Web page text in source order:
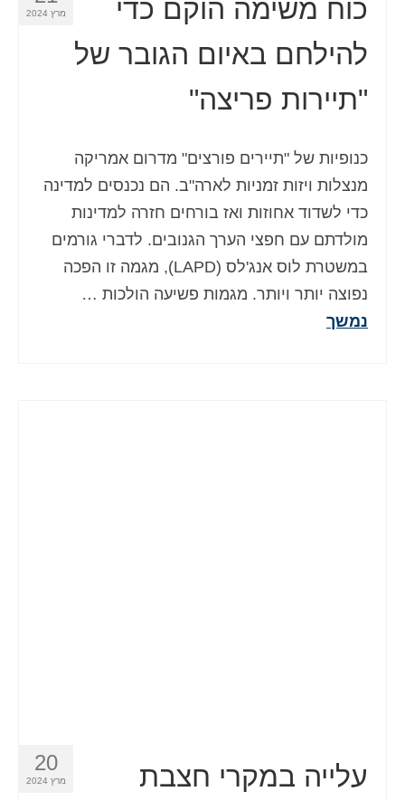
מרץ 2024
כוח משימה הוקם כדי
להילחם באיום הגובר של
"תיירות פריצה"
כנופיות של "תיירים פורצים" מדרום אמריקה
מנצלות ויזות זמניות לארה"ב. הם נכנסים למדינה
כדי לשדוד אחוזות ואז בורחים חזרה למדינות
מולדתם עם חפצי הערך הגנובים. לדברי גורמים
במשטרת לוס אנג'לס (LAPD), מגמה זו הפכה
נפוצה יותר ויותר. מגמות פשיעה הולכות …
נמשך
20
מרץ 2024
עלייה במקרי חצבת